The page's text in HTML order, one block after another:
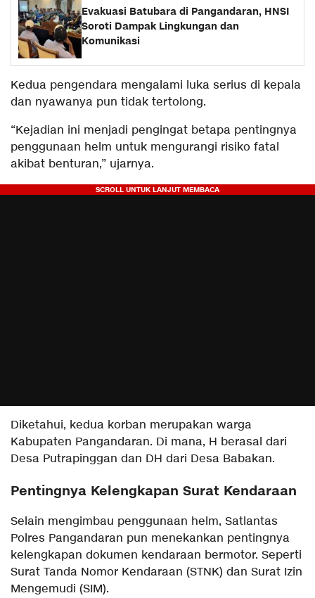
Evakuasi Batubara di Pangandaran, HNSI
Soroti Dampak Lingkungan dan
Komunikasi
Kedua pengendara mengalami luka serius di kepala
dan nyawanya pun tidak tertolong.
“Kejadian ini menjadi pengingat betapa pentingnya
penggunaan helm untuk mengurangi risiko fatal
akibat benturan,” ujarnya.
Diketahui, kedua korban merupakan warga
Kabupaten Pangandaran. Di mana, H berasal dari
Desa Putrapinggan dan DH dari Desa Babakan.
Pentingnya Kelengkapan Surat Kendaraan
Selain mengimbau penggunaan helm, Satlantas
Polres Pangandaran pun menekankan pentingnya
kelengkapan dokumen kendaraan bermotor. Seperti
Surat Tanda Nomor Kendaraan (STNK) dan Surat Izin
Mengemudi (SIM).